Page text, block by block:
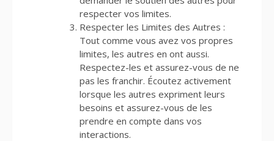
respecter vos limites.
Respecter les Limites des Autres :
Tout comme vous avez vos propres
limites, les autres en ont aussi.
Respectez-les et assurez-vous de ne
pas les franchir. Écoutez activement
lorsque les autres expriment leurs
besoins et assurez-vous de les
prendre en compte dans vos
interactions.